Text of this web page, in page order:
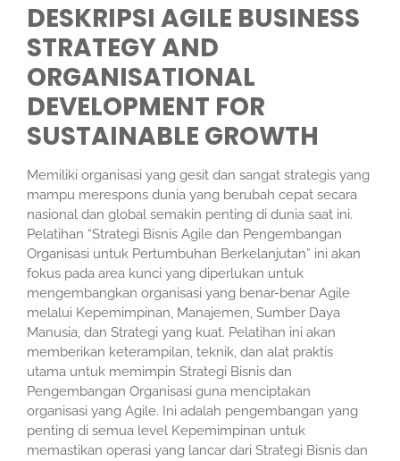
DESKRIPSI AGILE BUSINESS
STRATEGY AND
ORGANISATIONAL
DEVELOPMENT FOR
SUSTAINABLE GROWTH
Memiliki organisasi yang gesit dan sangat strategis yang
mampu merespons dunia yang berubah cepat secara
nasional dan global semakin penting di dunia saat ini.
Pelatihan “Strategi Bisnis Agile dan Pengembangan
Organisasi untuk Pertumbuhan Berkelanjutan” ini akan
fokus pada area kunci yang diperlukan untuk
mengembangkan organisasi yang benar-benar Agile
melalui Kepemimpinan, Manajemen, Sumber Daya
Manusia, dan Strategi yang kuat. Pelatihan ini akan
memberikan keterampilan, teknik, dan alat praktis
utama untuk memimpin Strategi Bisnis dan
Pengembangan Organisasi guna menciptakan
organisasi yang Agile. Ini adalah pengembangan yang
penting di semua level Kepemimpinan untuk
memastikan operasi yang lancar dari Strategi Bisnis dan